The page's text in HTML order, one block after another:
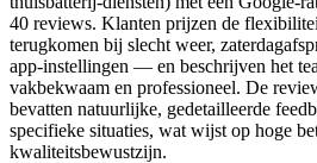
40 reviews. Klanten prijzen de
terugkomen bij slecht weer,
app‑instellingen — en beschrijven het
vakbekwaam en professioneel. De
bevatten natuurlijke, gedetailleerde
specifieke situaties, wat wijst op hoge
kwaliteitsbewustzijn.